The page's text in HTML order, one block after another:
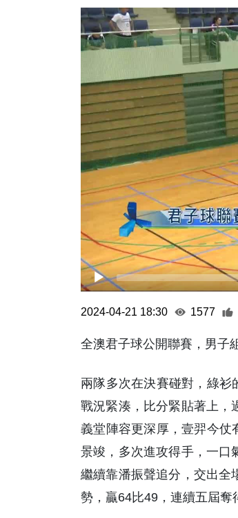
Video
Player
2024-04-21 18:30 1577
全澳君子球公開聯賽，男子
兩隊多次在決賽碰對，綠衫
戰況緊湊，比分緊貼著上，
義堂陣容更深厚，壹羿今仗
景竣，多次進攻得手，一口
繼續靠潘振聲追分，交出全
勢，贏64比49，連續五屆奪